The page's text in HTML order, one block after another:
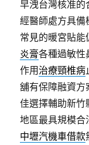
早洩台灣核准
經醫師處方具
常見的暖宮貼
炎膏各種過敏性
作用 治療頸椎病
舖有保障融資方
佳選擇輔助新
地區最具規模
中壢汽機車借款